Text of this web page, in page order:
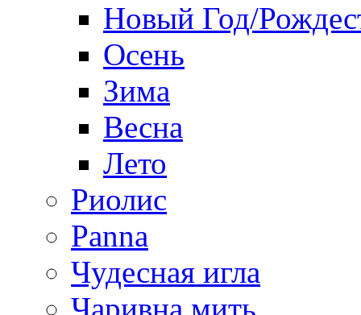
Новый Год/
Осень
Зима
Весна
Лето
Риолис
Panna
Чудесная игла